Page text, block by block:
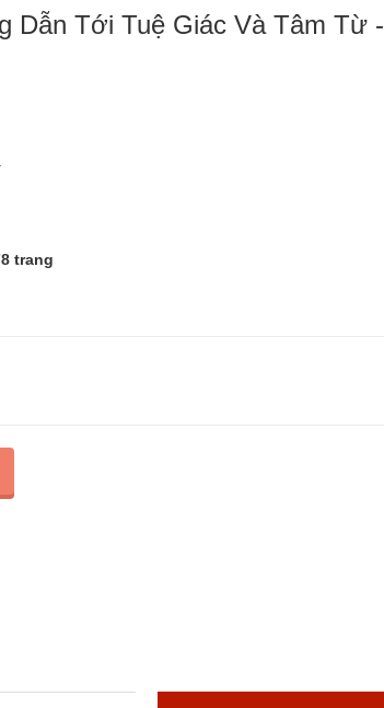
Dẫn Tới Tuệ Giác Và Tâm Từ -
trang